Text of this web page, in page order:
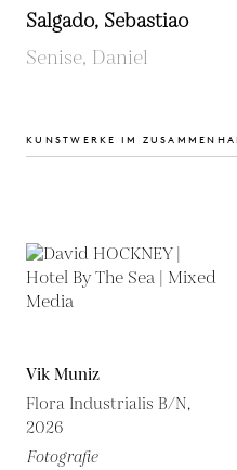
Salgado, Sebastiao
Senise, Daniel
KUNSTWERKE IM
Vik Muniz
Flora Industrialis B/N,
2026
Fotografie